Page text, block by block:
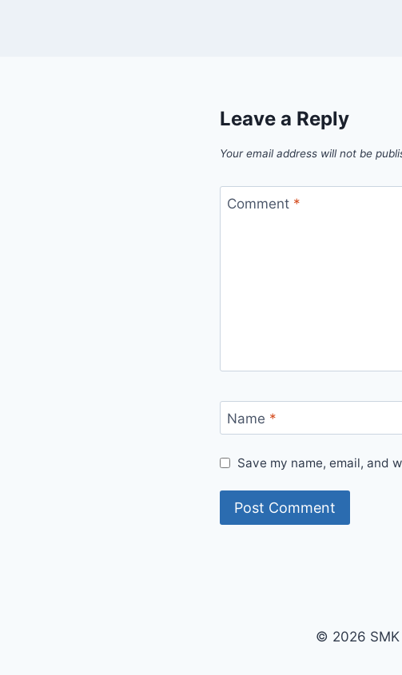
Leave a Reply
Your email address will not be
Comment *
Name *
Save my name, email, and
© 2026 SMK